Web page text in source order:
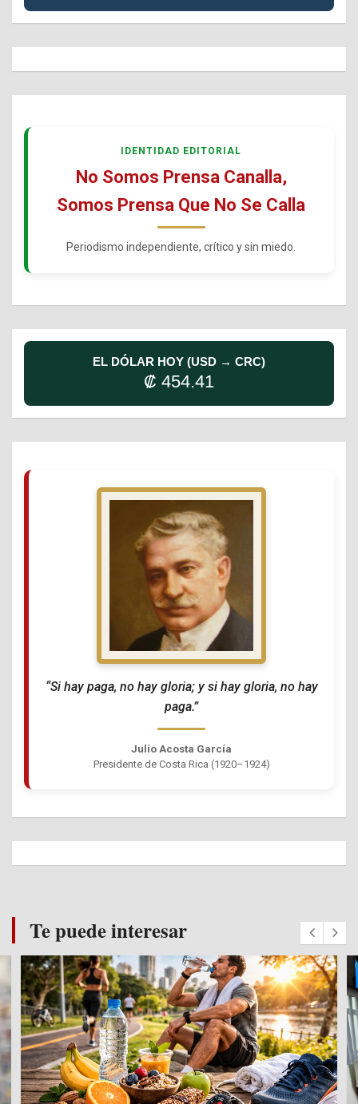
IDENTIDAD EDITORIAL
No Somos Prensa Canalla,
Somos Prensa Que No Se Calla
Periodismo independiente, crítico y sin miedo.
EL DÓLAR HOY (USD → CRC)
₡ 454.41
“Si hay paga, no hay gloria; y si hay gloria, no hay
paga.”
Julio Acosta García
Presidente de Costa Rica (1920–1924)
Te puede interesar